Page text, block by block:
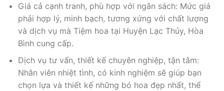
Giá cả cạnh tranh, phù hợp với ngân sách: Mức giá
phải hợp lý, minh bạch, tương xứng với chất lượng
và dịch vụ mà Tiệm hoa tại Huyện Lạc Thủy, Hòa
Bình cung cấp.
Dịch vụ tư vấn, thiết kế chuyên nghiệp, tận tâm:
Nhân viên nhiệt tình, có kinh nghiệm sẽ giúp bạn
chọn lựa và thiết kế những bó hoa đẹp nhất, thể